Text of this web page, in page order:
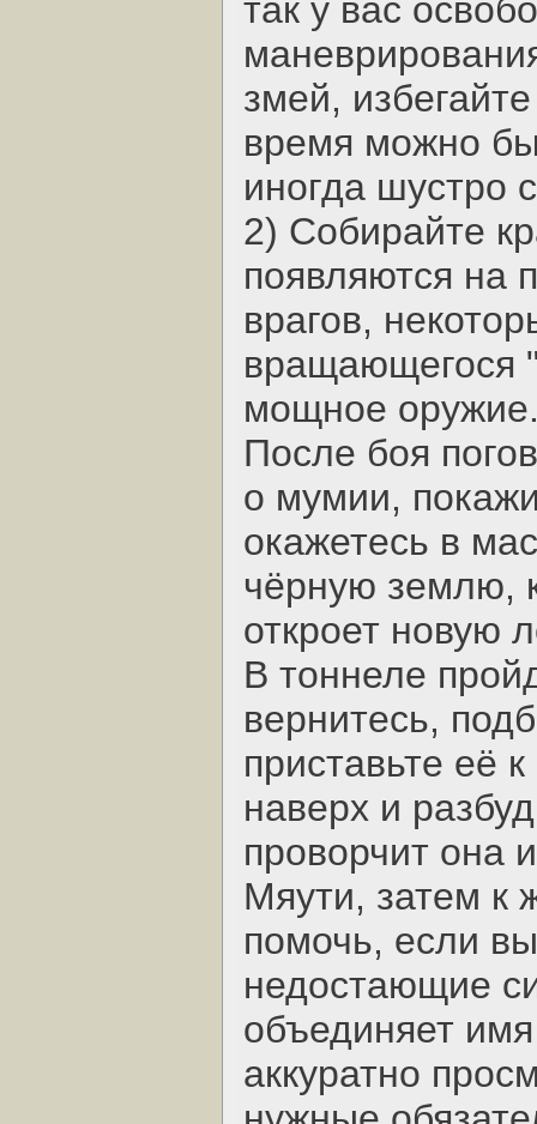
так у вас
змей,
время можно
иногда шустро
2) Собирайте
появляются на
врагов,
вращающегося
мощное
После боя
о мумии,
окажетесь в
чёрную землю,
откроет новую
В тоннеле
вернитесь,
приставьте её
наверх и
проворчит она
Мяути, затем к
помочь, если
недостающие
объединяет
аккуратно